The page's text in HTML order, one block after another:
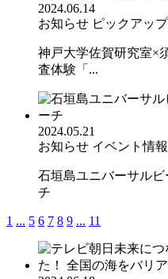
2024.06.14
お知らせ ピックアップ
神戸大学佐賀研究室×
査体験「...
2024.05.21
お知らせ イベント情報
石垣島ユニバーサル
チ
1 ... 5 6 7 8 9 ... 11